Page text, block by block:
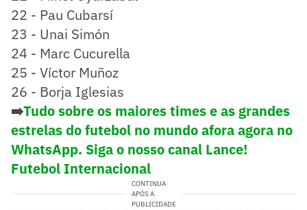
22 - Pau Cubarsí
23 - Unai Simón
24 - Marc Cucurella
25 - Víctor Muñoz
26 - Borja Iglesias
➡️Tudo sobre os maiores times e as grandes
estrelas do futebol no mundo afora agora no
WhatsApp. Siga o nosso canal Lance!
Futebol Internacional
CONTINUA
APÓS A
PUBLICIDADE